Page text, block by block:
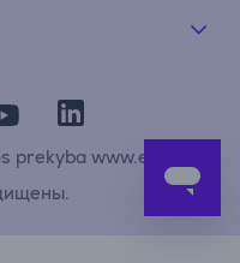
www.elesen.lt